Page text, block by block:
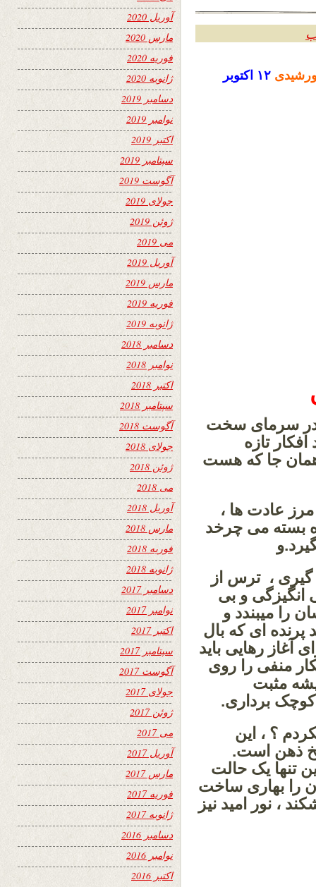
۱۲ اکتوبر
در سرمای سخت
تازه
همان جا که هست
عادت ها ،
بسته می چرخد
گیری ، ترس از
انگیزگی و بی
را میبندد و
پرنده ای که بال
آغاز رهایی باید
منفی را روی
مثبت
برداری.
؟ ، این
ذهن است.
تنها یک حالت
را بهاری ساخت
، نور امید نیز
آوریل 2020
مارس 2020
فوریه 2020
ژانویه 2020
دسامبر 2019
نوامبر 2019
اکتبر 2019
سپتامبر 2019
آگوست 2019
جولای 2019
ژوئن 2019
می 2019
آوریل 2019
مارس 2019
فوریه 2019
ژانویه 2019
دسامبر 2018
نوامبر 2018
اکتبر 2018
سپتامبر 2018
آگوست 2018
جولای 2018
ژوئن 2018
می 2018
آوریل 2018
مارس 2018
فوریه 2018
ژانویه 2018
دسامبر 2017
نوامبر 2017
اکتبر 2017
سپتامبر 2017
آگوست 2017
جولای 2017
ژوئن 2017
می 2017
آوریل 2017
مارس 2017
فوریه 2017
ژانویه 2017
دسامبر 2016
نوامبر 2016
اکتبر 2016